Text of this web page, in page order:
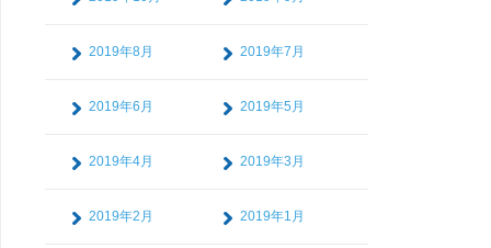
2019年8月 2019年7月
2019年6月 2019年5月
2019年4月 2019年3月
2019年2月 2019年1月